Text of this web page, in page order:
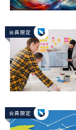
会員限定
会員限定